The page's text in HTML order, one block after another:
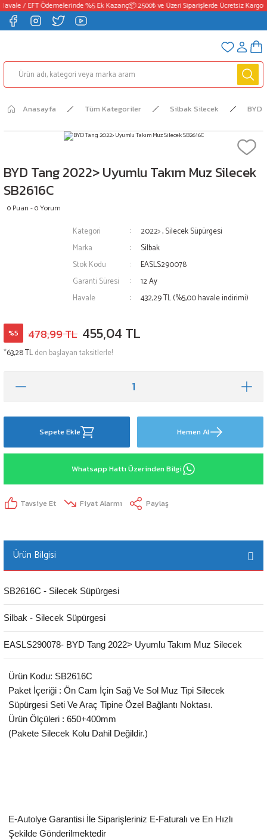
/ EFT Ödemelerinde %5 Ek Kazanç📦 2500₺ ve Üzeri Siparişlerde Ücretsiz Kargo
Anasayfa Tüm Kategoriler Silbak Silecek BYD
BYD Tang 2022> Uyumlu Takım Muz Silecek
SB2616C
0 Puan - 0 Yorum
Kategori 2022>,Silecek Süpürgesi
Marka
Silbak
Stok Kodu
EASLS290078
Garanti Süresi
12 Ay
Havale
432,29 TL (%5,00 havale indirimi)
%5 478,99 TL 455,04 TL
*63,28 TLden başlayan taksitlerle!
Sepete Ekle Hemen Al
Whatsapp Hattı Üzerinden Bilgi
Tavsiye Et Fiyat Alarmı Paylaş
Ürün Bilgisi
SB2616C - Silecek Süpürgesi
Silbak - Silecek Süpürgesi
EASLS290078- BYD Tang 2022> Uyumlu Takım Muz Silecek
Ürün Kodu: SB2616C
Paket İçeriği : Ön Cam İçin Sağ Ve Sol Muz Tipi Silecek
Süpürgesi Seti Ve Araç Tipine Özel Bağlantı Noktası.
Ürün Ölçüleri : 650+400mm
(Pakete Silecek Kolu Dahil Değildir.)
E-Autolye Garantisi İle Siparişleriniz E-Faturalı ve En Hızlı
Şekilde Gönderilmektedir